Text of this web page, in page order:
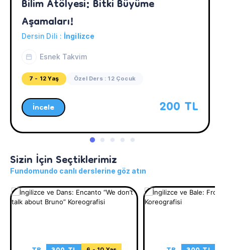
Bilim Atölyesi: Bitki Büyüme
Aşamaları!
Dersin Dili : İngilizce
Esnek Takvim
7 - 12 Yaş Özel Ders : 12 Çocuk
İncele 200 TL
Sizin İçin Seçtiklerimiz
Fundomundo canlı derslerine göz atın